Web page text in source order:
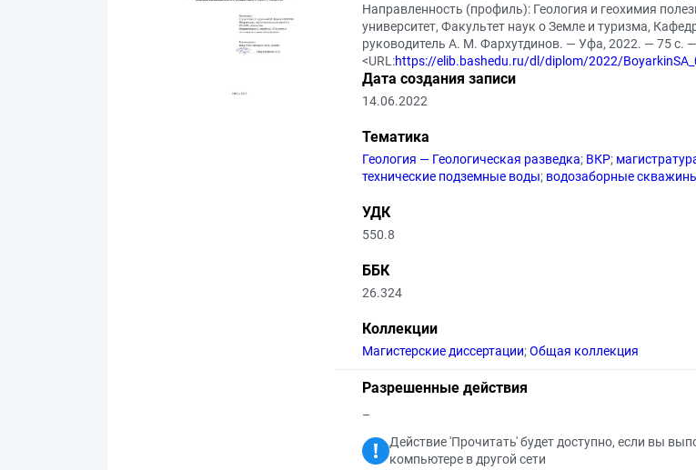
Направленность (профиль): Геология и геохимия
университет, Факультет наук о Земле и туризма,
руководитель А. М. Фархутдинов. — Уфа, 2022. — 75 с. —
<URL:https://elib.bashedu.ru/dl/diplom/2022/
Дата создания записи
14.06.2022
Тематика
Геология — Геологическая разведка; ВКР;
технические подземные воды; водозаборные
УДК
550.8
ББК
26.324
Коллекции
Магистерские диссертации;Общая коллекция
Разрешенные действия
–
Действие 'Прочитать' будет доступно, если вы
компьютере в другой сети